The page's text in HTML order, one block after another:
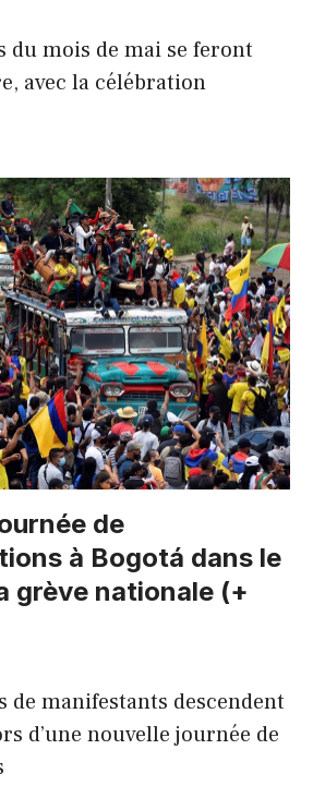
du mois de mai se feront
avec la célébration
de
à Bogotá dans le
grève nationale (+
de manifestants descendent
d’une nouvelle journée de